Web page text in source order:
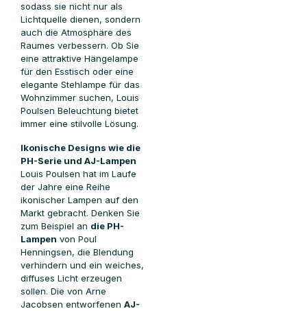
sodass sie nicht nur als
Lichtquelle dienen, sondern
auch die Atmosphäre des
Raumes verbessern. Ob Sie
eine attraktive Hängelampe
für den Esstisch oder eine
elegante Stehlampe für das
Wohnzimmer suchen, Louis
Poulsen Beleuchtung bietet
immer eine stilvolle Lösung.
Ikonische Designs wie die
PH-Serie und AJ-Lampen
Louis Poulsen hat im Laufe
der Jahre eine Reihe
ikonischer Lampen auf den
Markt gebracht. Denken Sie
zum Beispiel an die PH-
Lampen von Poul
Henningsen, die Blendung
verhindern und ein weiches,
diffuses Licht erzeugen
sollen. Die von Arne
Jacobsen entworfenen AJ-